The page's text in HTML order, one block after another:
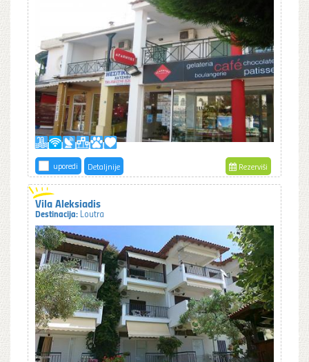
uporedi Detaljnije Rezerviši
Vila Aleksiadis
Destinacija: Loutra